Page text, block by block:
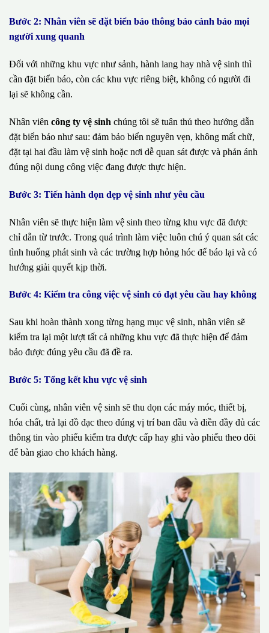
Bước 2: Nhân viên sẽ đặt biển báo thông báo cảnh báo mọi
người xung quanh
Đối với những khu vực như sảnh, hành lang hay nhà vệ sinh thì
cần đặt biển báo, còn các khu vực riêng biệt, không có người đi
lại sẽ không cần.
Nhân viên công ty vệ sinh chúng tôi sẽ tuân thủ theo hướng dẫn
đặt biển báo như sau: đảm bảo biển nguyên vẹn, không mất chữ,
đặt tại hai đầu làm vệ sinh hoặc nơi dễ quan sát được và phản ánh
đúng nội dung công việc đang được thực hiện.
Bước 3: Tiến hành dọn dẹp vệ sinh như yêu cầu
Nhân viên sẽ thực hiện làm vệ sinh theo từng khu vực đã được
chỉ dẫn từ trước. Trong quá trình làm việc luôn chú ý quan sát các
tình huống phát sinh và các trường hợp hỏng hóc để báo lại và có
hướng giải quyết kịp thời.
Bước 4: Kiểm tra công việc vệ sinh có đạt yêu cầu hay không
Sau khi hoàn thành xong từng hạng mục vệ sinh, nhân viên sẽ
kiểm tra lại một lượt tất cả những khu vực đã thực hiện để đảm
bảo được đúng yêu cầu đã đề ra.
Bước 5: Tổng kết khu vực vệ sinh
Cuối cùng, nhân viên vệ sinh sẽ thu dọn các máy móc, thiết bị,
hóa chất, trả lại đồ đạc theo đúng vị trí ban đầu và điền đầy đủ các
thông tin vào phiếu kiểm tra được cấp hay ghi vào phiếu theo dõi
để bàn giao cho khách hàng.